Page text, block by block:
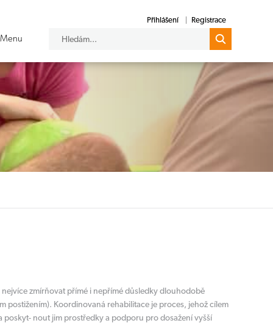
Přihlášení Registrace
zmírňovat přímé i nepřímé důsledky dlouhodobě
postižením). Koordinovaná rehabilitace je proces, jehož cílem
nout jim prostředky a podporu pro dosažení vyšší